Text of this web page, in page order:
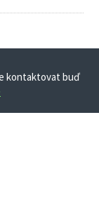
kontaktovat buď